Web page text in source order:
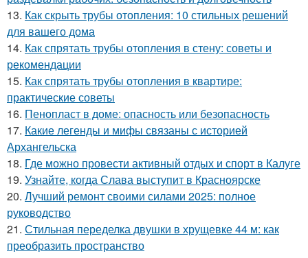
13. Как скрыть трубы отопления: 10 стильных решений
для вашего дома
14. Как спрятать трубы отопления в стену: советы и
рекомендации
15. Как спрятать трубы отопления в квартире:
практические советы
16. Пенопласт в доме: опасность или безопасность
17. Какие легенды и мифы связаны с историей
Архангельска
18. Где можно провести активный отдых и спорт в Калуге
19. Узнайте, когда Слава выступит в Красноярске
20. Лучший ремонт своими силами 2025: полное
руководство
21. Стильная переделка двушки в хрущевке 44 м: как
преобразить пространство